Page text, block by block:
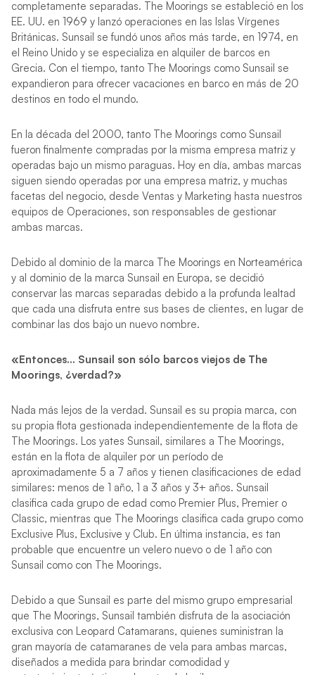
completamente separadas. The Moorings se estableció en los
EE. UU. en 1969 y lanzó operaciones en las Islas Vírgenes
Británicas. Sunsail se fundó unos años más tarde, en 1974, en
el Reino Unido y se especializa en alquiler de barcos en
Grecia. Con el tiempo, tanto The Moorings como Sunsail se
expandieron para ofrecer vacaciones en barco en más de 20
destinos en todo el mundo.
En la década del 2000, tanto The Moorings como Sunsail
fueron finalmente compradas por la misma empresa matriz y
operadas bajo un mismo paraguas. Hoy en día, ambas marcas
siguen siendo operadas por una empresa matriz, y muchas
facetas del negocio, desde Ventas y Marketing hasta nuestros
equipos de Operaciones, son responsables de gestionar
ambas marcas.
Debido al dominio de la marca The Moorings en Norteamérica
y al dominio de la marca Sunsail en Europa, se decidió
conservar las marcas separadas debido a la profunda lealtad
que cada una disfruta entre sus bases de clientes, en lugar de
combinar las dos bajo un nuevo nombre.
«Entonces… Sunsail son sólo barcos viejos de The
Moorings, ¿verdad?»
Nada más lejos de la verdad. Sunsail es su propia marca, con
su propia flota gestionada independientemente de la flota de
The Moorings. Los yates Sunsail, similares a The Moorings,
están en la flota de alquiler por un período de
aproximadamente 5 a 7 años y tienen clasificaciones de edad
similares: menos de 1 año, 1 a 3 años y 3+ años. Sunsail
clasifica cada grupo de edad como Premier Plus, Premier o
Classic, mientras que The Moorings clasifica cada grupo como
Exclusive Plus, Exclusive y Club. En última instancia, es tan
probable que encuentre un velero nuevo o de 1 año con
Sunsail como con The Moorings.
Debido a que Sunsail es parte del mismo grupo empresarial
que The Moorings, Sunsail también disfruta de la asociación
exclusiva con Leopard Catamarans, quienes suministran la
gran mayoría de catamaranes de vela para ambas marcas,
diseñados a medida para brindar comodidad y